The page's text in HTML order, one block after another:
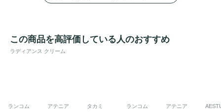
この商品を高評価している人のおすすめ
ラディアンス クリーム
ランコム アテニア タカミ ランコム アテニア